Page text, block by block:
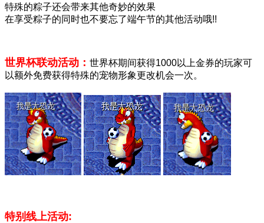
特殊的粽子还会带来其他奇妙的效果
在享受粽子的同时也不要忘了端午节的其他活动哦!!
世界杯联动活动： 世界杯期间获得1000以上金券的玩家可
以额外免费获得特殊的宠物形象更改机会一次。
特别线上活动: